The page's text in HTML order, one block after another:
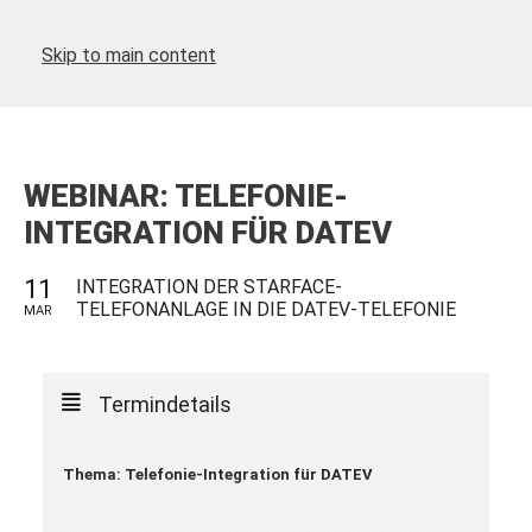
Skip to main content
WEBINAR: TELEFONIE-
INTEGRATION FÜR DATEV
11
MAR
INTEGRATION DER STARFACE-
TELEFONANLAGE IN DIE DATEV-TELEFONIE
Termindetails
Thema: Telefonie-Integration für DATEV